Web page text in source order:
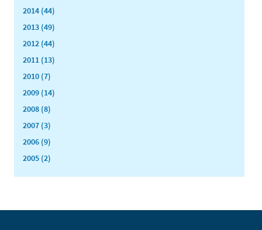
2014 (44)
2013 (49)
2012 (44)
2011 (13)
2010 (7)
2009 (14)
2008 (8)
2007 (3)
2006 (9)
2005 (2)